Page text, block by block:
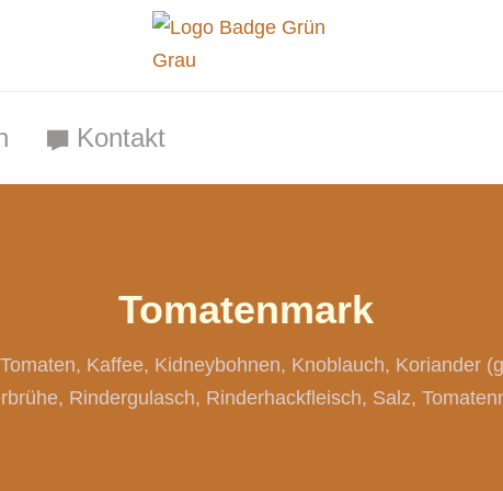
Kontakt
Tomatenmark
Kaffee Kidneybohnen Knoblauch Koriander
Rindergulasch Rinderhackfleisch Salz